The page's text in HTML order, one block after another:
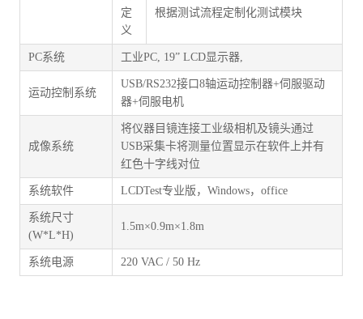
定
义
根据测试流程定制化测试模块
PC系统 工业PC, 19” LCD显示器,
运动控制系统
USB/RS232接口8轴运动控制器+伺服驱动
器+伺服电机
成像系统
将仪器目镜连接工业级相机及镜头通过
USB采集卡将测量位置显示在软件上并有
红色十字线对位
系统软件 LCDTest专业版，Windows，office
系统尺寸
(W*L*H)
1.5m×0.9m×1.8m
系统电源 220 VAC / 50 Hz